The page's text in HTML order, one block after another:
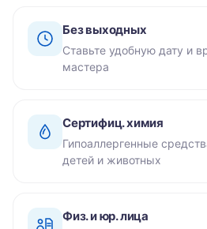
Без выходных
Ставьте удобную дату и
мастера
Сертифиц. химия
Гипоаллергенные
детей и животных
Физ. и юр. лица